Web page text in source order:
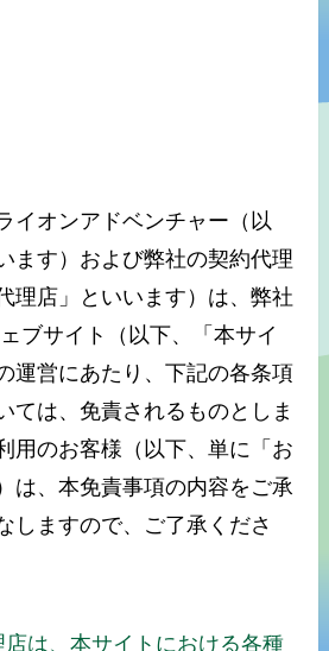
オンアドベンチャー（以
ます）および弊社の契約代理
理店」といいます）は、弊社
ブサイト（以下、「本サイ
運営にあたり、下記の各条項
ては、免責されるものとしま
用のお客様（以下、単に「お
は、本免責事項の内容をご承
しますので、ご了承くださ
は、本サイトにおける各種